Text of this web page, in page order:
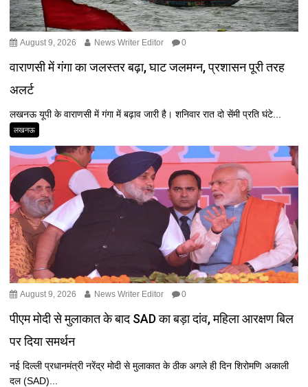
August 9, 2026 News Writer Editor 0
वाराणसी में गंगा का जलस्तर बढ़ा, घाट जलमग्न, प्रशासन पूरी तरह
अलर्ट
लखनऊ यूपी के वाराणसी में गंगा में बढ़ाव जारी है। शनिवार रात दो सेंमी प्रति घंटे...
लखनऊ
August 9, 2026 News Writer Editor 0
पीएम मोदी से मुलाकात के बाद SAD का बड़ा दांव, महिला आरक्षण बिल
पर दिया समर्थन
नई दिल्ली प्रधानमंत्री नरेंद्र मोदी से मुलाकात के ठीक अगले ही दिन शिरोमणि अकाली
दल (SAD)...